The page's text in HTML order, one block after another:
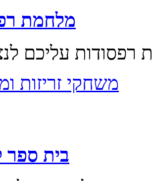
מלחמת
משחקי זריזות
בית ספר